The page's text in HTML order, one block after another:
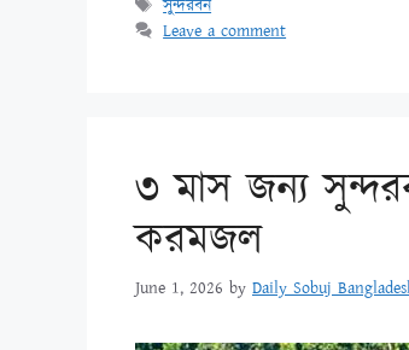
সুন্দরবন
Leave a comment
৩ মাস জন্য
করমজল
June 1, 2026 by Daily Sobuj